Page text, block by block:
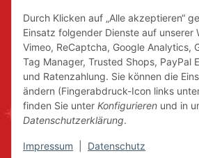
Durch Klicken auf „Alle akzeptieren“
Einsatz folgender Dienste auf unserer
Vimeo, ReCaptcha, Google Analytics,
Tag Manager, Trusted Shops, PayPal
und Ratenzahlung. Sie können die
ändern (Fingerabdruck-Icon links
finden Sie unter Konfigurieren und in
Datenschutzerklärung.
Impressum Datenschutz